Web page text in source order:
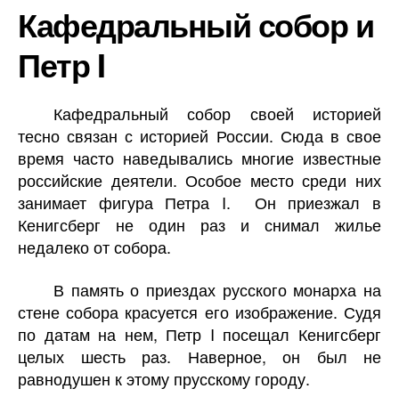
Кафедральный собор и
Петр I
Кафедральный собор своей историей
тесно связан с историей России. Сюда в свое
время часто наведывались многие известные
российские деятели. Особое место среди них
занимает фигура Петра I. Он приезжал в
Кенигсберг не один раз и снимал жилье
недалеко от собора.
В память о приездах русского монарха на
стене собора красуется его изображение. Судя
по датам на нем, Петр I посещал Кенигсберг
целых шесть раз. Наверное, он был не
равнодушен к этому прусскому городу.